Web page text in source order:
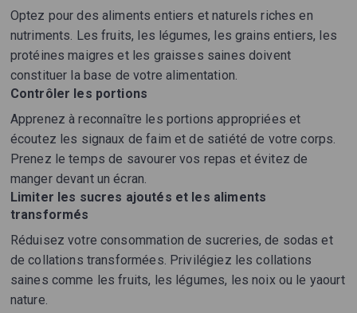
Optez pour des aliments entiers et naturels riches en
nutriments. Les fruits, les légumes, les grains entiers, les
protéines maigres et les graisses saines doivent
constituer la base de votre alimentation.
Contrôler les portions
Apprenez à reconnaître les portions appropriées et
écoutez les signaux de faim et de satiété de votre corps.
Prenez le temps de savourer vos repas et évitez de
manger devant un écran.
Limiter les sucres ajoutés et les aliments
transformés
Réduisez votre consommation de sucreries, de sodas et
de collations transformées. Privilégiez les collations
saines comme les fruits, les légumes, les noix ou le yaourt
nature.